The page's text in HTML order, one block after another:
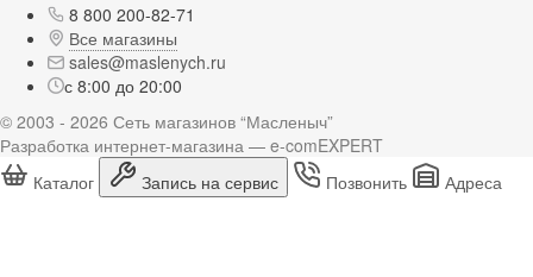
8 800 200-82-71
Все магазины
sales@maslenych.ru
с 8:00 до 20:00
© 2003 - 2026 Сеть магазинов “Масленыч”
Разработка интернет-магазина — e-comEXPERT
Каталог
Запись на сервис Позвонить Адреса